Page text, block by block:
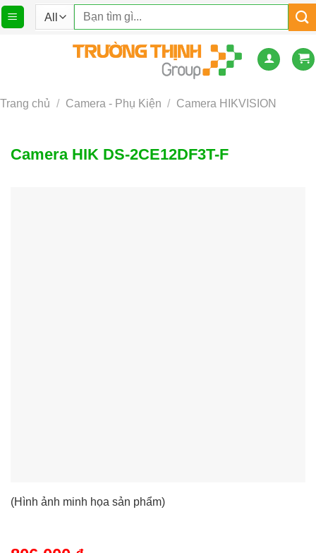
Skip
to
Tìm
kiếm:
Trang chủ / Camera - Phụ Kiện / Camera HIKVISION
Camera HIK DS-2CE12DF3T-F
(Hình ảnh minh họa sản phẩm)